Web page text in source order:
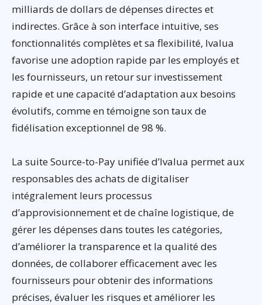
milliards de dollars de dépenses directes et
indirectes. Grâce à son interface intuitive, ses
fonctionnalités complètes et sa flexibilité, Ivalua
favorise une adoption rapide par les employés et
les fournisseurs, un retour sur investissement
rapide et une capacité d’adaptation aux besoins
évolutifs, comme en témoigne son taux de
fidélisation exceptionnel de 98 %.
La suite Source-to-Pay unifiée d’Ivalua permet aux
responsables des achats de digitaliser
intégralement leurs processus
d’approvisionnement et de chaîne logistique, de
gérer les dépenses dans toutes les catégories,
d’améliorer la transparence et la qualité des
données, de collaborer efficacement avec les
fournisseurs pour obtenir des informations
précises, évaluer les risques et améliorer les